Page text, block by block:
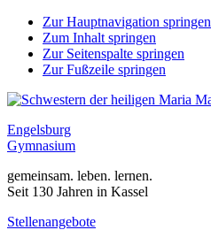
Zur Hauptnavigation springen
Zum Inhalt springen
Zur Seitenspalte springen
Zur Fußzeile springen
Engelsburg
Gymnasium
gemeinsam. leben. lernen.
Seit 130 Jahren in Kassel
Stellenangebote